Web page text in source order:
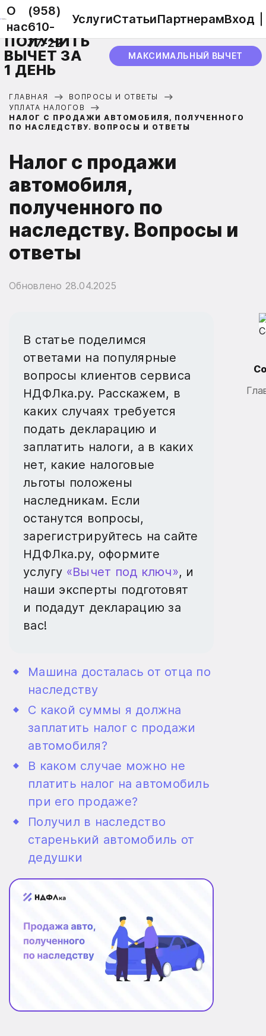
О
нас
(958)
610-
77-22
УслугиСтатьиПартнерамВход
ПОЛУЧИТЬ
ВЫЧЕТ ЗА
1 ДЕНЬ
МАКСИМАЛЬНЫЙ ВЫЧЕТ
ГЛАВНАЯ
ВОПРОСЫ И ОТВЕТЫ
УПЛАТА НАЛОГОВ
НАЛОГ С ПРОДАЖИ АВТОМОБИЛЯ, ПОЛУЧЕННОГО
ПО НАСЛЕДСТВУ. ВОПРОСЫ И ОТВЕТЫ
Налог с продажи
автомобиля,
полученного по
наследству. Вопросы и
ответы
Обновлено 28.04.2025
В статье поделимся
ответами на популярные
вопросы клиентов сервиса
НДФЛка.ру. Расскажем, в
каких случаях требуется
подать декларацию и
заплатить налоги, а в каких
нет, какие налоговые
льготы положены
наследникам. Если
останутся вопросы,
зарегистрируйтесь на сайте
НДФЛка.ру, оформите
услугу «Вычет под ключ», и
наши эксперты подготовят
и подадут декларацию за
вас!
Машина досталась от отца по
наследству
С какой суммы я должна
заплатить налог с продажи
автомобиля?
В каком случае можно не
платить налог на автомобиль
при его продаже?
Получил в наследство
старенький автомобиль от
дедушки